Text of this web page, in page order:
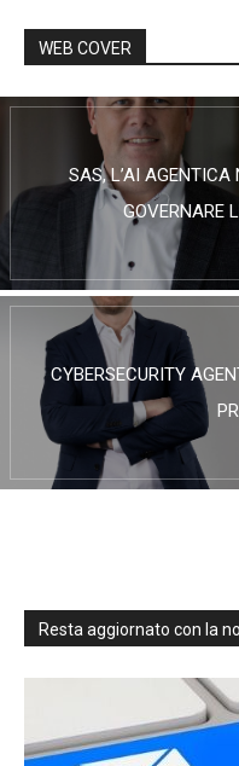
WEB COVER
SAS, L’AI AGENTICA
GOVERNARE
CYBERSECURITY
Resta aggiornato con la